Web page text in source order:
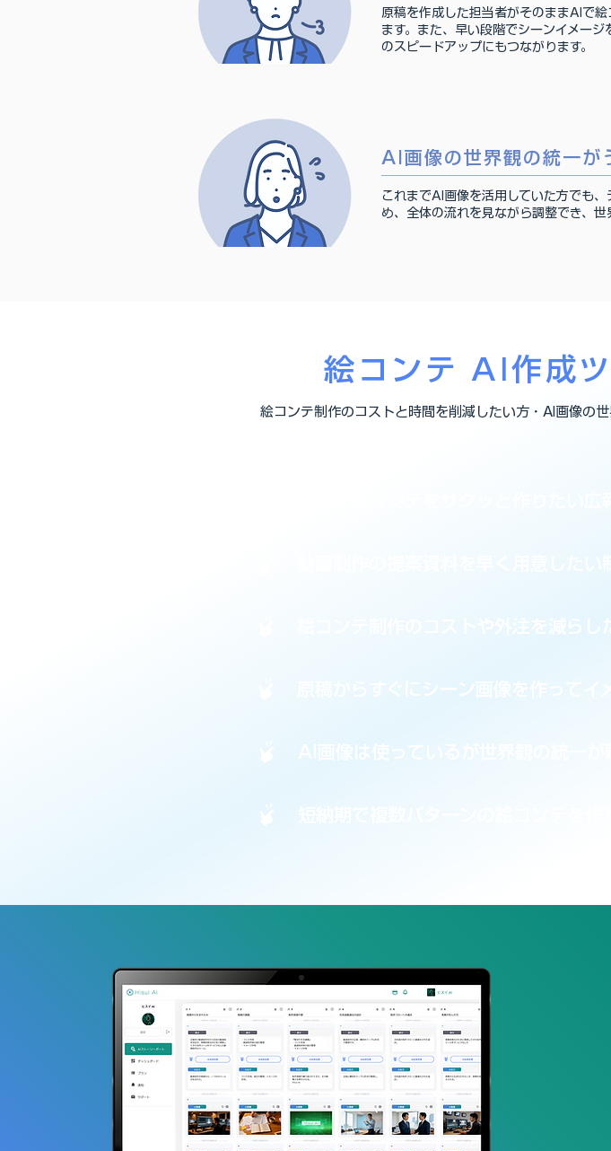
原稿を作成した担当者がそのままAIで
ます。また、早い段階でシーンイメー
のスピードアップにもつながります。
AI画像の世界観の統一が
これまでAI画像を活用していた方でも
め、全体の流れを見ながら調整でき、
絵コンテ AI作成
絵コンテ制作のコストと時間を削減したい方・AI画像の
動画制作の提案資料を早く用意したい
絵コンテ制作のコストや外注を減らし
原稿からすぐにシーン画像を作ってイ
AI画像は使っているが世界観の統一が